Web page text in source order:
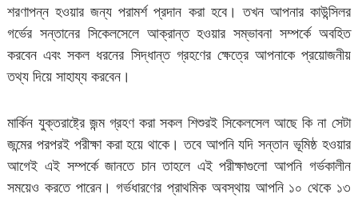
শরণাপন্ন হওয়ার জন্য পরামর্শ প্রদান করা হবে। তখন আপনার কাউন্সিলর
গর্ভের সন্তানের সিকেলসেলে আক্রান্ত হওয়ার সম্ভাবনা সম্পর্কে অবহিত
করবেন এবং সকল ধরনের সিদ্ধান্ত গ্রহণের ক্ষেত্রে আপনাকে প্রয়োজনীয়
তথ্য দিয়ে সাহায্য করবেন।
মার্কিন যুক্তরাষ্ট্রে জন্ম গ্রহণ করা সকল শিশুরই সিকেলসেল আছে কি না সেটা
জন্মের পরপরই পরীক্ষা করা হয়ে থাকে। তবে আপনি যদি সন্তান ভূমিষ্ঠ হওয়ার
আগেই এই সম্পর্কে জানতে চান তাহলে এই পরীক্ষাগুলো আপনি গর্ভকালীন
সময়েও করতে পারেন। গর্ভধারণের প্রাথমিক অবস্থায় আপনি ১০ থেকে ১৩